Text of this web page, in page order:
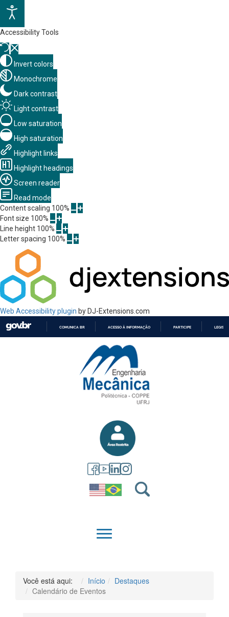
Accessibility Tools
Invert colors
Monochrome
Dark contrast
Light contrast
Low saturation
High saturation
Highlight links
Highlight headings
Screen reader
Read mode
Content scaling 100%
Font size 100%
Line height 100%
Letter spacing 100%
Web Accessibility plugin by DJ-Extensions.com
PARA
CONTEÚDO
COMUNICA BR ACESSO À INFORMAÇÃO PARTICIPE
QUEM SOMOS
Você está aqui: Início
Destaques
Calendário de Eventos